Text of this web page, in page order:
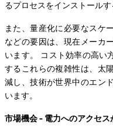
るプロセスをインストールす
また、量産化に必要なスケ
などの要因は、現在メーカ
います。 コスト効率の高い
するこれらの複雑性は、太
減し、技術が世界中のエン
います。
市場機会 - 電力へのアクセ